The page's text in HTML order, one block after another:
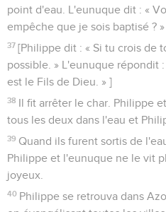
point d'eau. L'eunuque dit : «
empêche que je sois baptisé ? »
37 [Philippe dit : « Si tu crois de
possible. » L'eunuque répondit
est le Fils de Dieu. » ]
38 Il fit arrêter le char. Philippe
tous les deux dans l'eau et
39 Quand ils furent sortis de
Philippe et l'eunuque ne le vit
joyeux.
40 Philippe se retrouva dans